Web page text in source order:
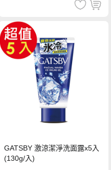
GATSBY 激涼潔淨洗面露x5入
(130g/入)